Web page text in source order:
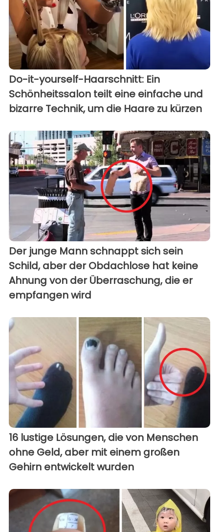
Do-it-yourself-Haarschnitt: Ein
Schönheitssalon teilt eine einfache und
bizarre Technik, um die Haare zu kürzen
Der junge Mann schnappt sich sein
Schild, aber der Obdachlose hat keine
Ahnung von der Überraschung, die er
empfangen wird
16 lustige Lösungen, die von Menschen
ohne Geld, aber mit einem großen
Gehirn entwickelt wurden